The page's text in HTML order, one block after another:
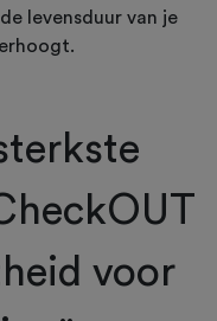
levensduur van je
voor